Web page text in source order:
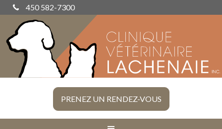
450 582-7300
PRENEZ UN RENDEZ-VOUS